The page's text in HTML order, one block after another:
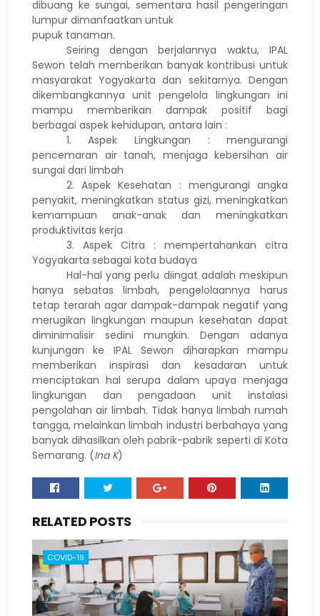
dibuang ke sungai, sementara hasil pengeringan
lumpur dimanfaatkan untuk
pupuk tanaman.
Seiring dengan berjalannya waktu, IPAL
Sewon telah memberikan banyak kontribusi untuk
masyarakat Yogyakarta dan sekitarnya. Dengan
dikembangkannya unit pengelola lingkungan ini
mampu memberikan dampak positif bagi
berbagai aspek kehidupan, antara lain :
1. Aspek Lingkungan : mengurangi
pencemaran air tanah, menjaga kebersihan air
sungai dari limbah
2. Aspek Kesehatan : mengurangi angka
penyakit, meningkatkan status gizi, meningkatkan
kemampuan anak-anak dan meningkatkan
produktivitas kerja
3. Aspek Citra : mempertahankan citra
Yogyakarta sebagai kota budaya
Hal-hal yang perlu diingat adalah meskipun
hanya sebatas limbah, pengelolaannya harus
tetap terarah agar dampak-dampak negatif yang
merugikan lingkungan maupun kesehatan dapat
diminimalisir sedini mungkin. Dengan adanya
kunjungan ke IPAL Sewon diharapkan mampu
memberikan inspirasi dan kesadaran untuk
menciptakan hal serupa dalam upaya menjaga
lingkungan dan pengadaan unit instalasi
pengolahan air limbah. Tidak hanya limbah rumah
tangga, melainkan limbah industri berbahaya yang
banyak dihasilkan oleh pabrik-pabrik seperti di Kota
Semarang. (Ina K)
RELATED POSTS
COVID-19